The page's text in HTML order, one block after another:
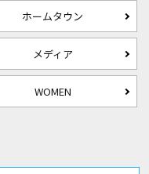
ホームタウン
メディア
WOMEN